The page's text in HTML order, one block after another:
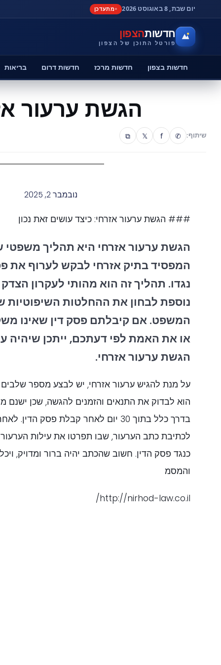
יום שבת, 8 באוגוסט 2026 מתעדכן
חדשותהצפון
פורטל התוכן של הצפון
חדשות בצפון חדשות מרכז חדשות דרום בריאות
הגשת ערעור
שיתוף: ✆
f
𝕏
⧉
נובמבר 2, 2025
### הגשת ערעור אזרחי: כיצד עושים זאת נכון
הגשת ערעור אזרחי היא תהליך
המפסיד בתיק אזרחי לבקש לערוף את
נגדו. תהליך זה הוא מהותי לעקרון
נוספת לבחון את ההחלטות השיפוטיות
המשפט. אם קיבלתם פסק דין שאינו
או את האמת לפי דעתכם, ייתכן שיהיה
הגשת ערעור אזרחי.
על מנת להגיש ערעור אזרחי, יש לבצע מספר
הוא לבדוק את התנאים והזמנים להגשה, שכן ישנם
בדרך כלל בתוך 30 יום לאחר קבלת פסק
לכתיבת כתב הערעור, שבו תפרטו את עילות
כנגד פסק הדין. חשוב שהכתב יהיה ברור ומדויק,
והמסמ
http://nirhod-law.co.il/